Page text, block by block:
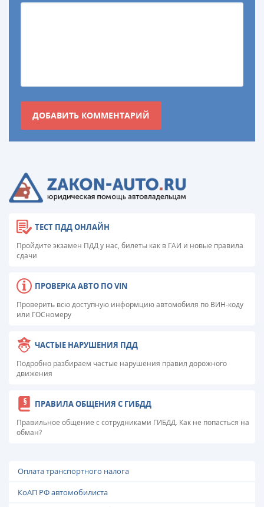
ТЕСТ ПДД ОНЛАЙН
Пройдите экзамен ПДД у нас, билеты как в ГАИ и новые правила
сдачи
ПРОВЕРКА АВТО ПО VIN
Проверить всю доступную информцию автомобиля по ВИН-коду
или ГОСномеру
ЧАСТЫЕ НАРУШЕНИЯ ПДД
Подробно разбираем частые нарушения правил дорожного
движения
ПРАВИЛА ОБЩЕНИЯ С ГИБДД
Правильное общение с сотрудниками ГИБДД. Как не попасться на
обман?
Оплата транспортного налога
КоАП РФ автомобилиста